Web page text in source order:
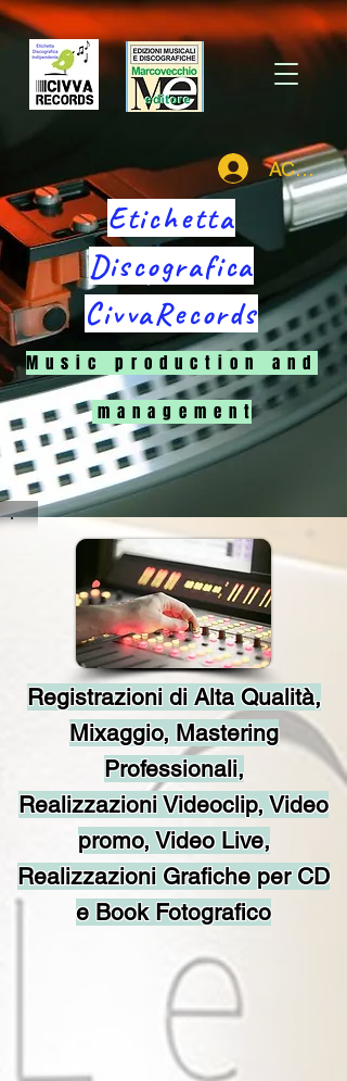
ACCEDI
Etichetta
Discografica
CivvaRecords
M u s i c p r o d u c t i o n a n d
m a n a g e m e n t
Registrazioni di Alta Qualità,
Mixaggio, Mastering
Professionali,
Realizzazioni Videoclip, Video
promo, Video Live,
Realizzazioni Grafiche per CD
e Book Fotografico